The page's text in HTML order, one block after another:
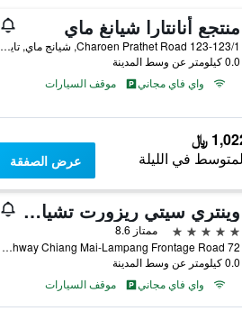
منتجع أنانتارا شيانغ ماي
123-123/1 Charoen Prathet Road, شيانج ماي, تايلاند
0.0 كيلومتر عن وسط المدينة
واي فاي مجاني
موقف السيارات
﷼
في الليلة عرض الصفقة
وينتري سيتي ريزورت تشيانغ ماي
5 نجوم
ممتاز 8.6
72 Highway Chiang Mai-Lampang Frontage Road, شيانج ماي, تايلاند
0.0 كيلومتر عن وسط المدينة
واي فاي مجاني
موقف السيارات